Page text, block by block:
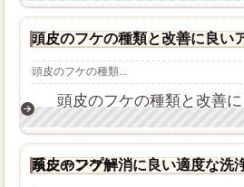
頭皮のフケの種類と改善に良い
頭皮のフケの種類...
頭皮のフケの種類と改善
頭皮のフケ解消に良い適度な洗浄力があるアミノ酸系シャンプー